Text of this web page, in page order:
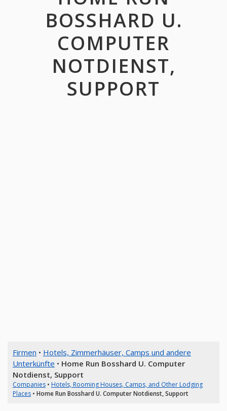
BOSSHARD U.
COMPUTER
NOTDIENST,
SUPPORT
Firmen • Hotels, Zimmerhäuser, Camps und andere
Unterkünfte • Home Run Bosshard U. Computer
Notdienst, Support
Companies• Hotels, Rooming Houses, Camps, and Other Lodging
Places• Home Run Bosshard U. Computer Notdienst, Support